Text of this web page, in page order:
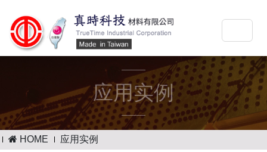
应用实例
HOME 应用实例